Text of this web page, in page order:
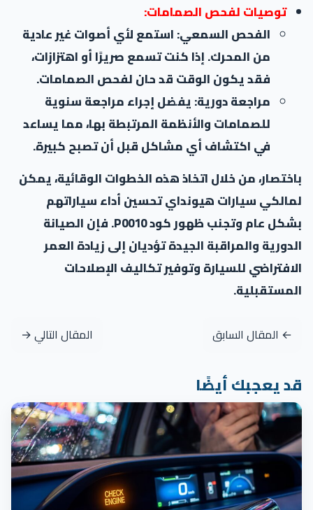
توصيات لفحص الصمامات:
الفحص السمعي: استمع لأي أصوات غير عادية
من المحرك. إذا كنت تسمع صريرًا أو اهتزازات،
فقد يكون الوقت قد حان لفحص الصمامات.
مراجعة دورية: يفضل إجراء مراجعة سنوية
للصمامات والأنظمة المرتبطة بها، مما يساعد
في اكتشاف أي مشاكل قبل أن تصبح كبيرة.
باختصار، من خلال اتخاذ هذه الخطوات الوقائية، يمكن
لمالكي سيارات هيونداي تحسين أداء سياراتهم
بشكل عام وتجنب ظهور كود P0010. فإن الصيانة
الدورية والمراقبة الجيدة تؤديان إلى زيادة العمر
الافتراضي للسيارة وتوفير تكاليف الإصلاحات
المستقبلية.
← المقال السابق المقال التالي →
قد يعجبك أيضًا